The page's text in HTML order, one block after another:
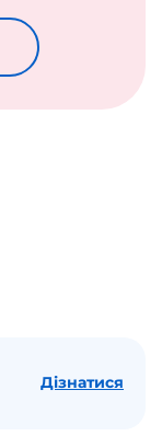
Дізнатися